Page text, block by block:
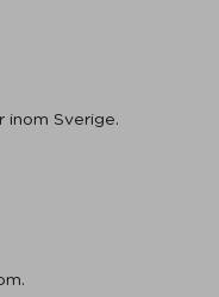
inom Sverige.